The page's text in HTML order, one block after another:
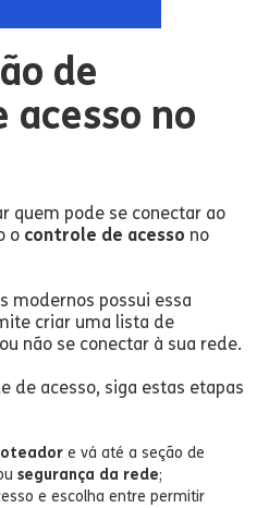
de
acesso no
quem pode se conectar ao
o controle de acesso no
modernos possui essa
criar uma lista de
não se conectar à sua rede.
de acesso, siga estas etapas
e vá até a seção de
segurança da rede;
e escolha entre permitir